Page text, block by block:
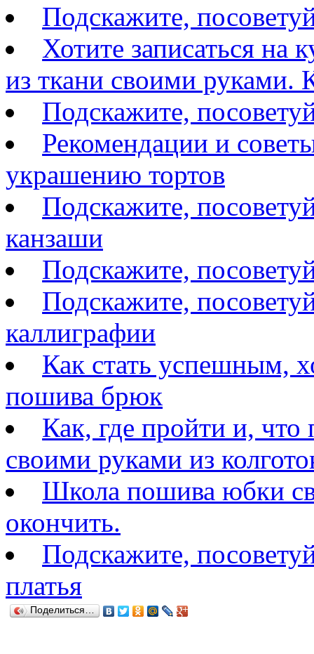
Подскажите,
Хотите записаться на
из ткани своими руками.
Подскажите,
Рекомендации и
украшению тортов
Подскажите,
канзаши
Подскажите,
Подскажите,
каллиграфии
Как стать успешным,
пошива брюк
Как, где пройти и,
своими руками из
Школа пошива юбки
окончить.
Подскажите,
платья
Поделиться…